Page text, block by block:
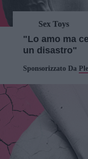
Sex Toys
"Lo amo ma
un disastro"
Sponsorizzato Da